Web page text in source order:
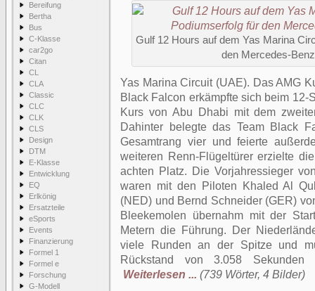
Bereifung
Bertha
Bus
C-Klasse
car2go
Citan
CL
CLA
Classic
CLC
CLK
CLS
Design
DTM
E-Klasse
Entwicklung
EQ
Erlkönig
Ersatzteile
eSports
Events
Finanzierung
Formel 1
Formel e
Forschung
G-Modell
Gulf 12 Hours auf dem Yas Marina
den Mercedes-
Yas Marina Circuit (UAE). Das AMG
Black Falcon erkämpfte sich beim
Kurs von Abu Dhabi mit dem
Dahinter belegte das Team Black
Gesamtrang vier und feierte
weiteren Renn-Flügeltürer erzielte
achten Platz. Die Vorjahressieger
waren mit den Piloten Khaled Al
(NED) und Bernd Schneider (GER)
Bleekemolen übernahm mit der
Metern die Führung. Der
viele Runden an der Spitze und
Rückstand von 3.058
Weiterlesen ... (739 Wörter, 4 Bilder)